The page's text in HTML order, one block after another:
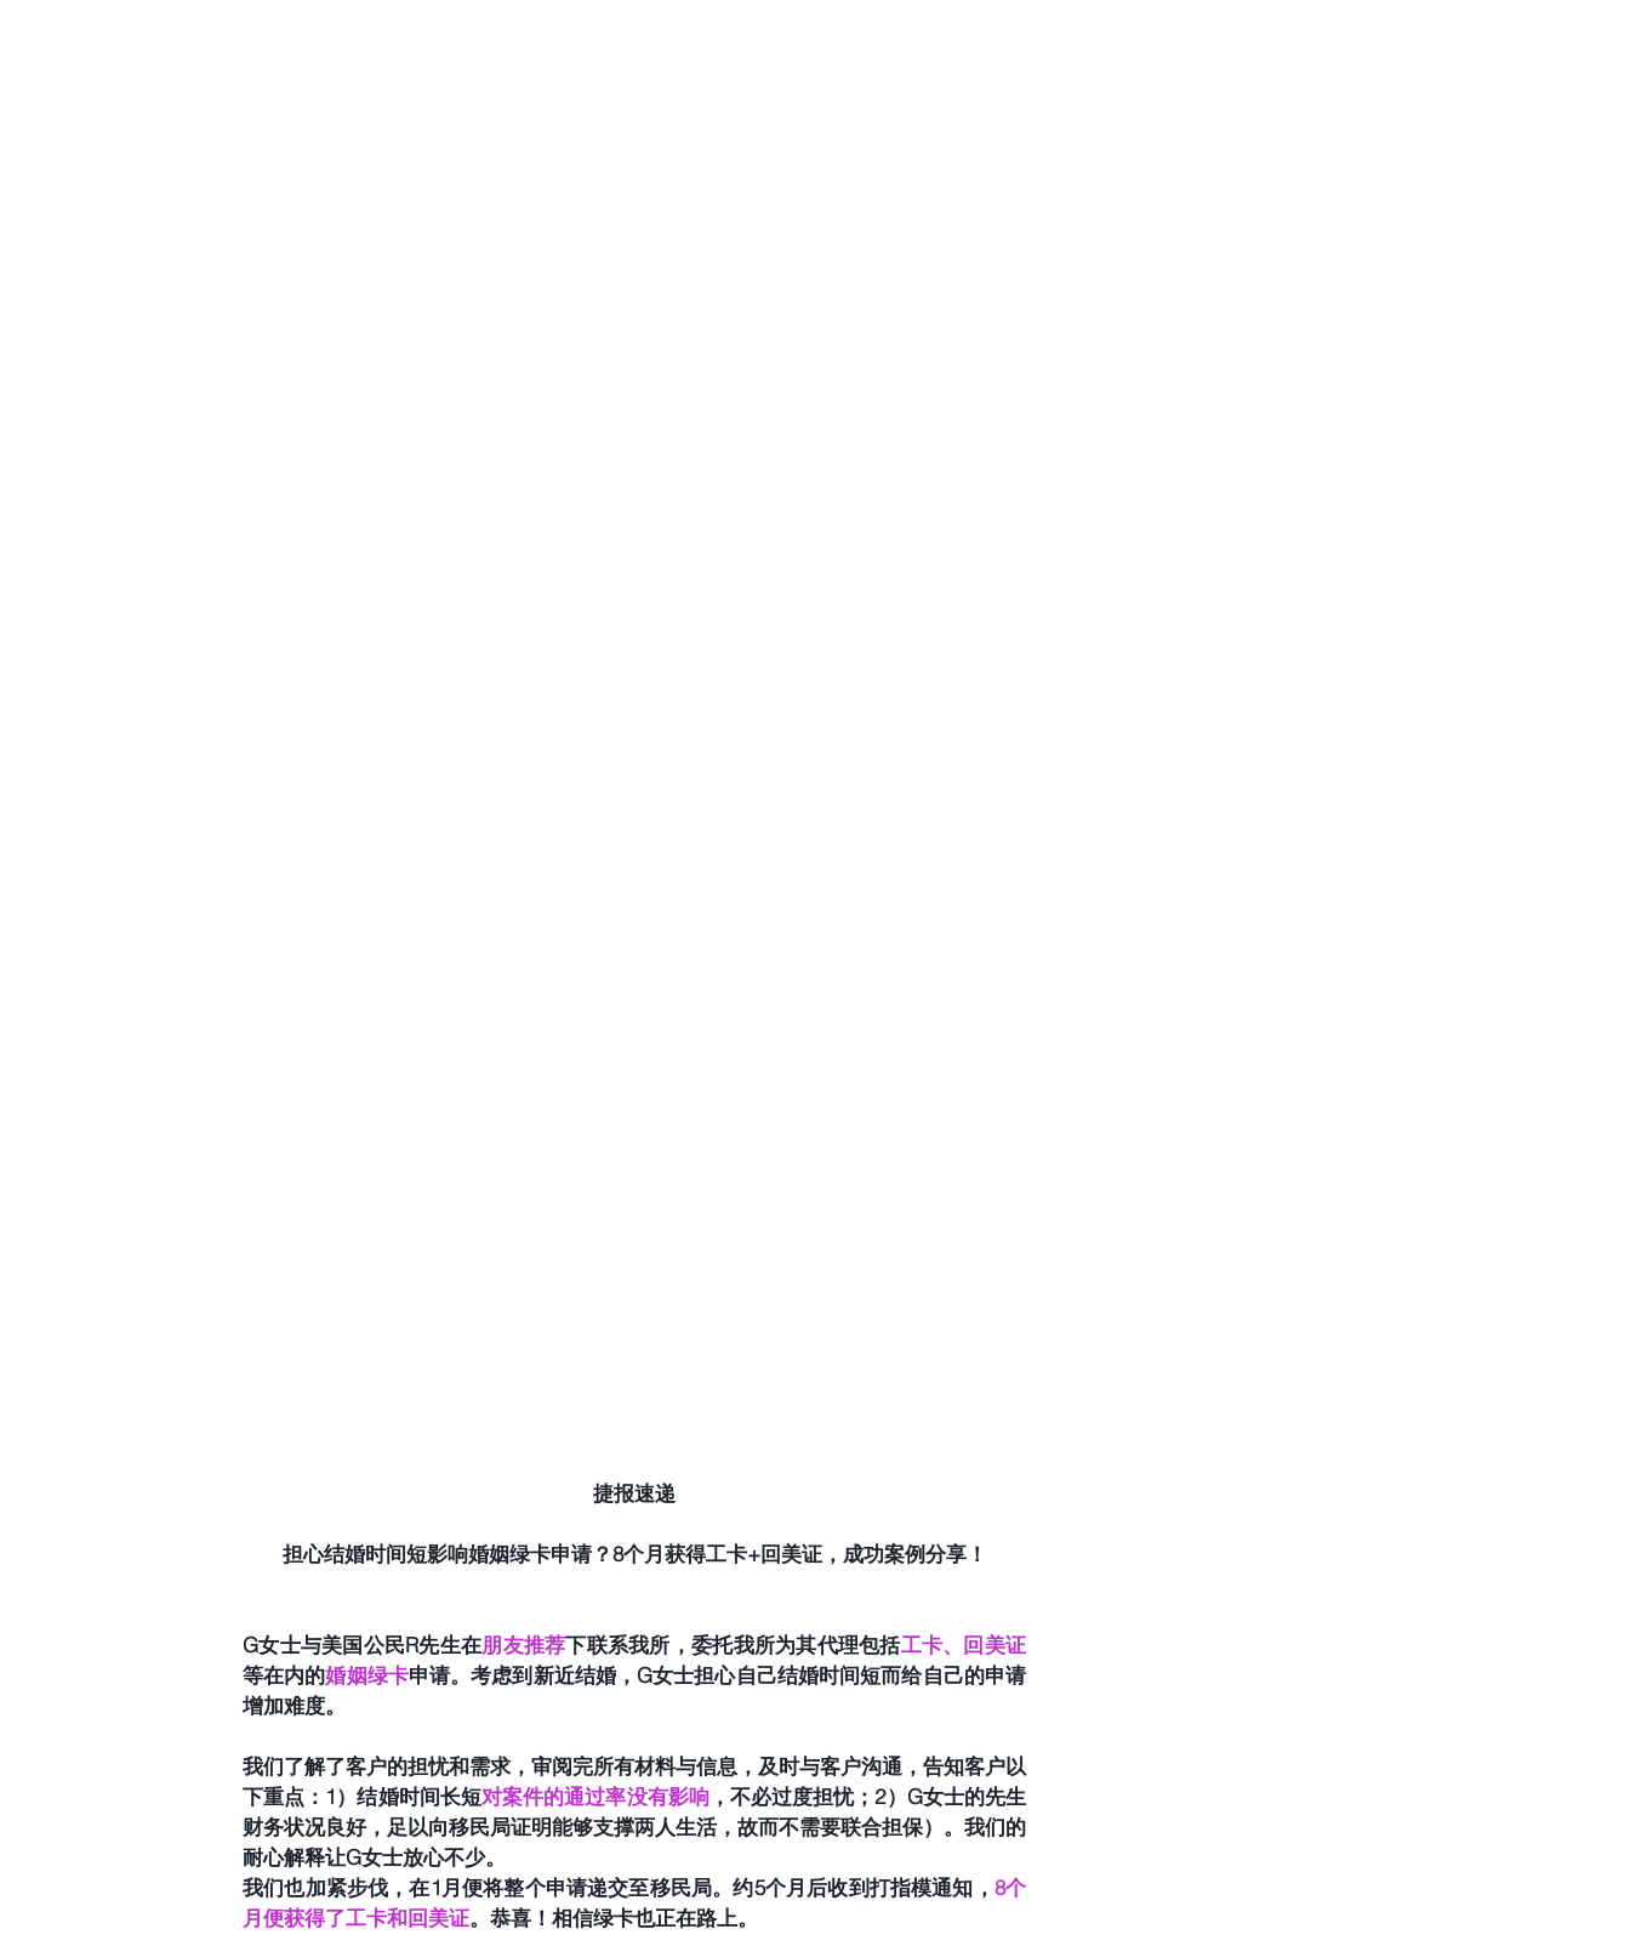
捷报速递
担心结婚时间短影响婚姻绿卡申请？8个月获得工卡+回美证，成功案例分享！
G女士与美国公民R先生在朋友推荐下联系我所，委托我所为其代理包括工卡、回美证
等在内的婚姻绿卡申请。考虑到新近结婚，G女士担心自己结婚时间短而给自己的申请
增加难度。
我们了解了客户的担忧和需求，审阅完所有材料与信息，及时与客户沟通，告知客户以
下重点：1）结婚时间长短对案件的通过率没有影响，不必过度担忧；2）G女士的先生
财务状况良好，足以向移民局证明能够支撑两人生活，故而不需要联合担保）。我们的
耐心解释让G女士放心不少。
我们也加紧步伐，在1月便将整个申请递交至移民局。约5个月后收到打指模通知， 8个
月便获得了工卡和回美证。恭喜！相信绿卡也正在路上。